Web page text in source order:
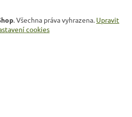
. Všechna práva vyhrazena. Upravit
cookies